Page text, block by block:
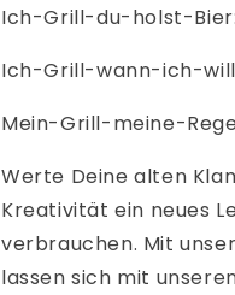
Ich-Grill-du-holst-
Ich-Grill-wann-ich-
Mein-Grill-meine-
Werte Deine alten
Kreativität ein neues
verbrauchen. Mit
lassen sich mit